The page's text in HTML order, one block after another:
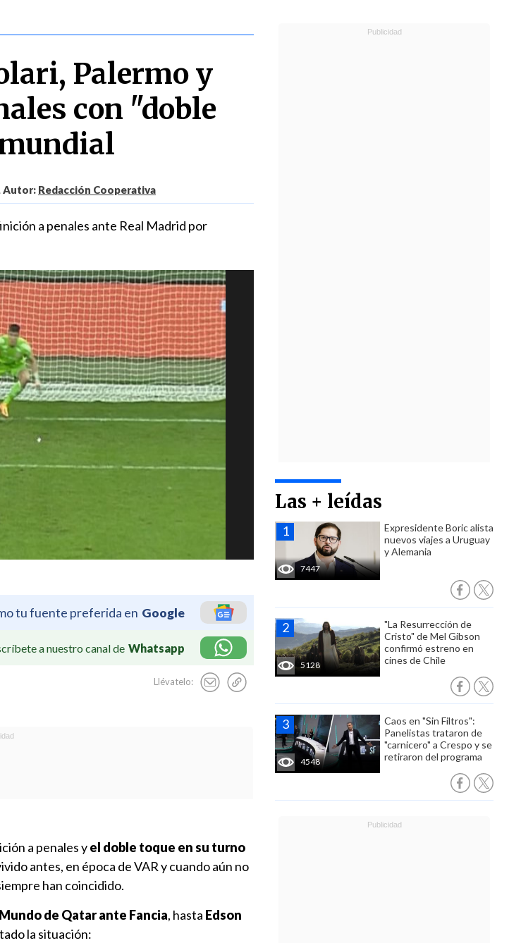
Palermo y
con "doble
Autor: Redacción Cooperativa
a penales ante Real Madrid por
tu fuente preferida en Google
a nuestro canal de Whatsapp
Llévatelo:
Las + leídas
7447
Expresidente Boric alista
nuevos viajes a Uruguay
y Alemania
5128
"La Resurrección de
Cristo" de Mel Gibson
confirmó estreno en
cines de Chile
4548
Caos en "Sin Filtros":
Panelistas trataron de
"carnicero" a Crespo y se
retiraron del programa
a penales yel doble toque en su turno
antes, en época de VAR y cuando aún no
han coincidido.
de Qatar ante Fancia, hasta Edson
la situación: